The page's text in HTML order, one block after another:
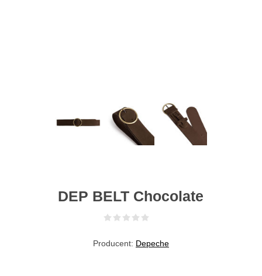
DEP BELT Chocolate
Producent: Depeche